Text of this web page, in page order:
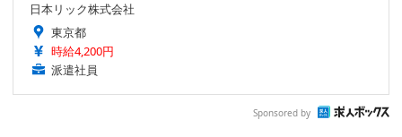
日本リック株式会社
東京都
時給4,200円
派遣社員
Sponsored by